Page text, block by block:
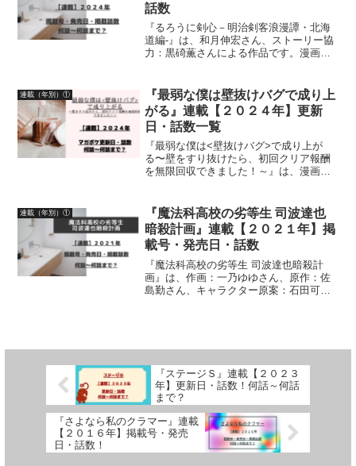
話数
『るろうに剣心－明治剣客浪漫譚・北海
道編-』は、和月伸宏さん、ストーリー協
力：黒碕薫さんによる作品です。漫画の
日、掲載話数について詳しく紹介してい
ます
連載（年別）①
『最弱な僕は壁抜けバグで成り上
がる』連載【２０２４年】更新
日・話数一覧
『最弱な僕は<壁抜けバグ>で成り上が
る〜壁をすり抜けたら、初回クリア報酬
を無限回収できました！～』は、漫画：
品です。漫画の連載【２０２４年】マガ
ポケ（マガジンポケット）...
連載（年別）①
『魔法科高校の劣等生 司波達也
暗殺計画』連載【２０２１年】掲
載号・発売日・話数
『魔法科高校の劣等生 司波達也暗殺計
画』は、作画：一乃ゆゆさん、原作：佐
島勤さん、キャラクター原案：石田可奈
『ステージＳ』連載【２０２３
年】更新日・話数！何話～何話
まで？
『さよなら私のクラマー』連載
【２０１６年】掲載号・発売
日・話数！